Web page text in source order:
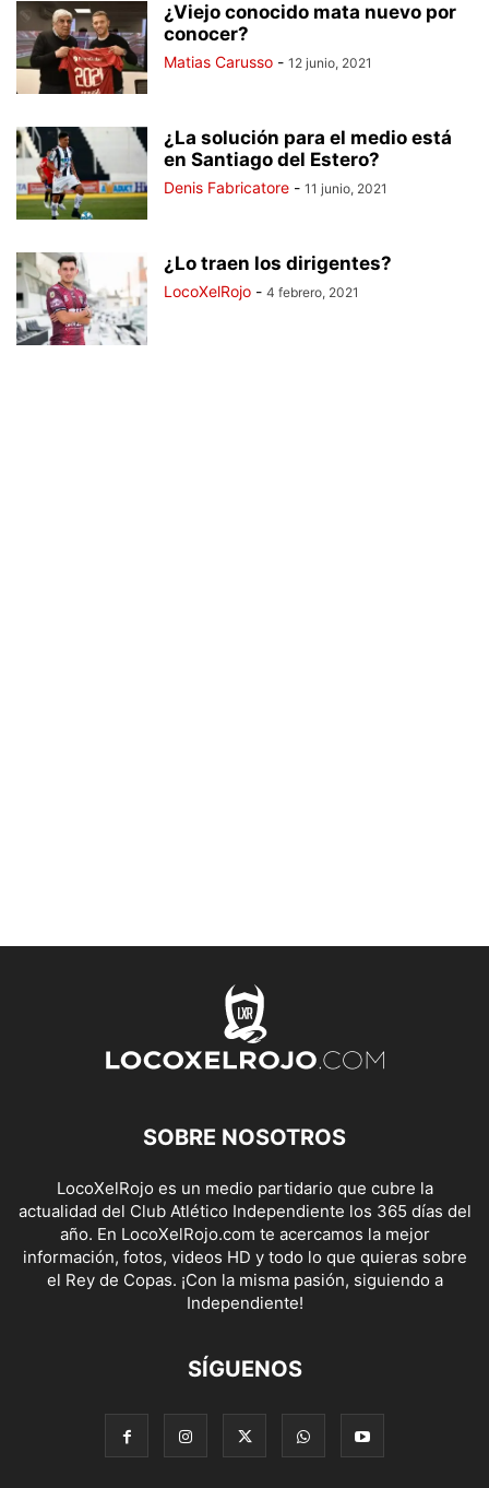
¿Viejo conocido mata nuevo por
conocer?
Matias Carusso - 12 junio, 2021
¿La solución para el medio está
en Santiago del Estero?
Denis Fabricatore - 11 junio, 2021
¿Lo traen los dirigentes?
LocoXelRojo - 4 febrero, 2021
SOBRE NOSOTROS
LocoXelRojo es un medio partidario que cubre la
actualidad del Club Atlético Independiente los 365 días del
año. En LocoXelRojo.com te acercamos la mejor
información, fotos, videos HD y todo lo que quieras sobre
el Rey de Copas. ¡Con la misma pasión, siguiendo a
Independiente!
SÍGUENOS